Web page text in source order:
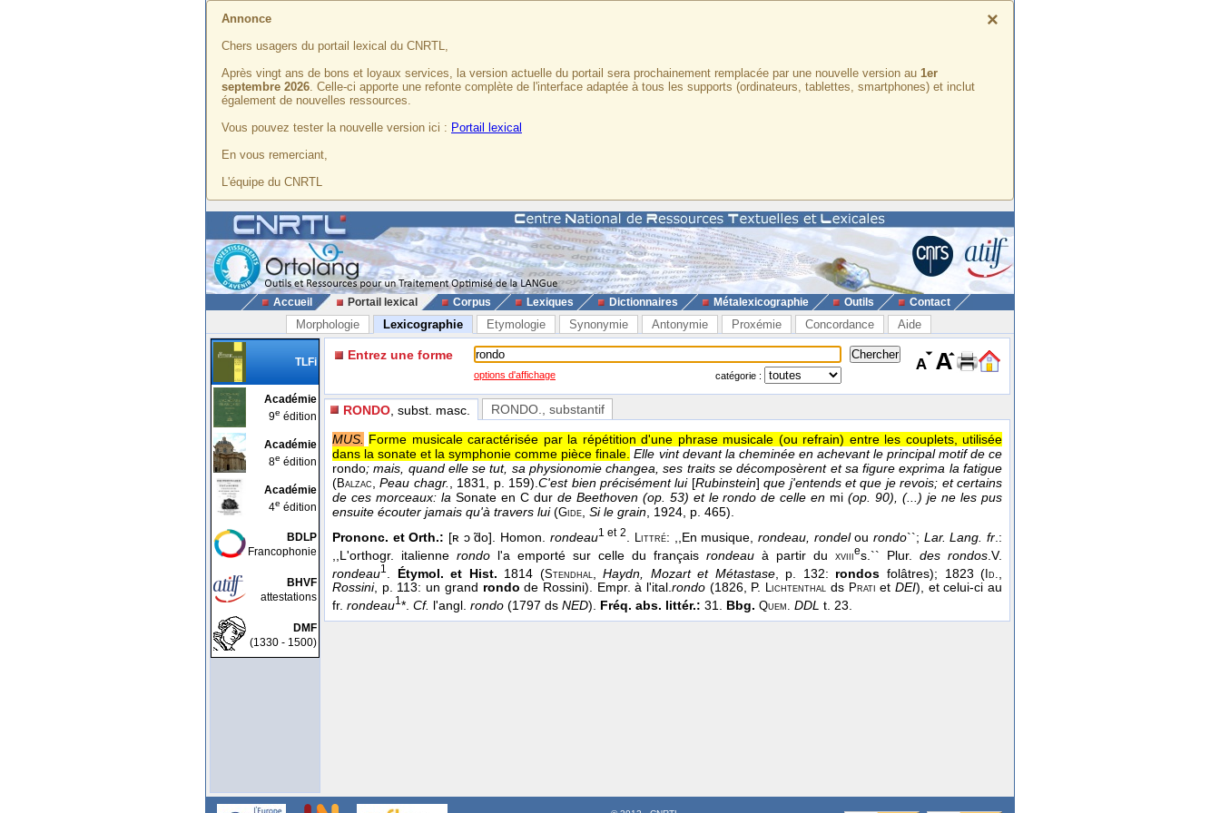
×
Annonce
Chers usagers du portail lexical du CNRTL,
Après vingt ans de bons et loyaux services, la version actuelle du portail sera prochainement remplacée par une nouvelle version au 1er
septembre 2026. Celle-ci apporte une refonte complète de l'interface adaptée à tous les supports (ordinateurs, tablettes, smartphones) et inclut
également de nouvelles ressources.
Vous pouvez tester la nouvelle version ici : Portail lexical
En vous remerciant,
L'équipe du CNRTL
Accueil Portail lexical Corpus Lexiques Dictionnaires Métalexicographie Outils Contact
Morphologie Lexicographie Etymologie Synonymie Antonymie Proxémie Concordance Aide
TLFi
Académie
9e édition
Académie
8e édition
Académie
4e édition
BDLP
Francophonie
BHVF
attestations
DMF
(1330 - 1500)
Entrez une forme
options d'affichage catégorie :
RONDO , subst. masc. RONDO. , substantif
MUS. Forme musicale caractérisée par la répétition d'une phrase musicale (ou refrain) entre les couplets, utilisée
dans la sonate et la symphonie comme pièce finale. Elle vint devant la cheminée en achevant le principal motif de ce
rondo; mais, quand elle se tut, sa physionomie changea, ses traits se décomposèrent et sa figure exprima la fatigue
(Balzac,Peau chagr., 1831, p. 159).C'est bien précisément lui[Rubinstein] que j'entends et que je revois; et certains
de ces morceaux: laSonate en C dur de Beethoven (op. 53) et le rondo de celle en mi(op. 90), (...) je ne les pus
ensuite écouter jamais qu'à travers lui(Gide, Si le grain, 1924, p. 465).
Prononc. et Orth.: [ʀ ɔ ̃do]. Homon. rondeau1 et 2 Littré: ,,En musique, rondeau, rondelou rondo``; Lar. Lang. fr .:
,,L'orthogr. italienne rondo l'a emporté sur celle du français rondeau à partir du xviiies.`` Plur. des rondos .V.
rondeau1 Étymol. et Hist. 1814 (Stendhal ,Haydn, Mozart et Métastase, p. 132: rondos folâtres); 1823 ( Id.
Rossini, p. 113: un grand rondo de Rossini). Empr. à l'ital.rondo (1826, P. Lichtenthal ds Prati et DEI), et celui-ci au
fr. rondeau1 *. Cf. l'angl. rondo (1797 ds NED). Fréq. abs. littér.: 31. Bbg. Quem. DDL t. 23.